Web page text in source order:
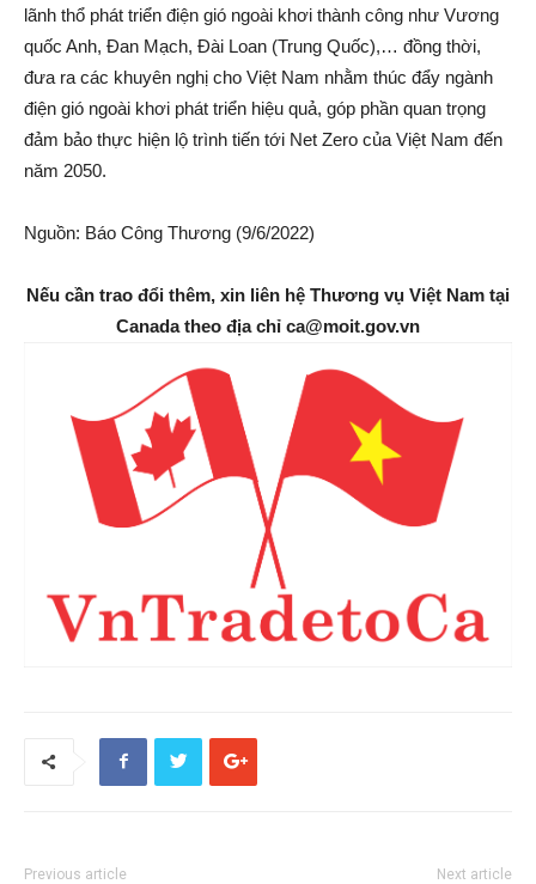
lãnh thổ phát triển điện gió ngoài khơi thành công như Vương
quốc Anh, Đan Mạch, Đài Loan (Trung Quốc),… đồng thời,
đưa ra các khuyên nghị cho Việt Nam nhằm thúc đẩy ngành
điện gió ngoài khơi phát triển hiệu quả, góp phần quan trọng
đảm bảo thực hiện lộ trình tiến tới Net Zero của Việt Nam đến
năm 2050.
Nguồn: Báo Công Thương (9/6/2022)
Nếu cần trao đổi thêm, xin liên hệ Thương vụ Việt Nam tại
Canada theo địa chỉ ca@moit.gov.vn
Previous article Next article